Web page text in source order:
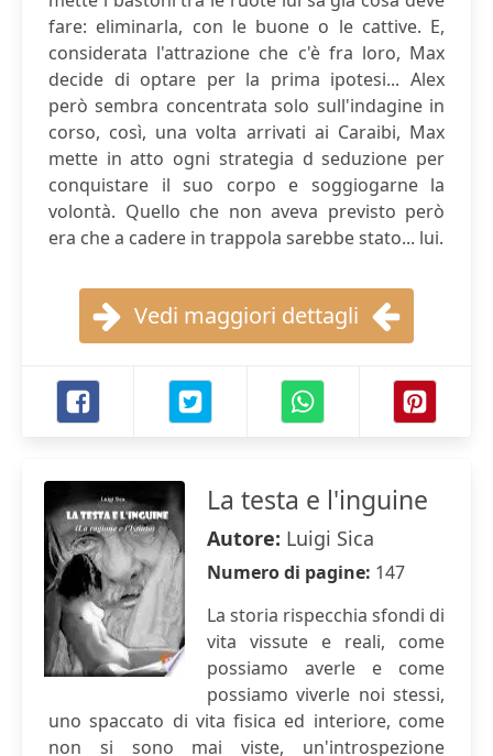
fare: eliminarla, con le buone o le cattive. E,
considerata l'attrazione che c'è fra loro, Max
decide di optare per la prima ipotesi... Alex
però sembra concentrata solo sull'indagine in
corso, così, una volta arrivati ai Caraibi, Max
mette in atto ogni strategia d seduzione per
conquistare il suo corpo e soggiogarne la
volontà. Quello che non aveva previsto però
era che a cadere in trappola sarebbe stato... lui.
Vedi maggiori dettagli
La testa e l'inguine
Autore: Luigi Sica
Numero di pagine: 147
La storia rispecchia sfondi di
vita vissute e reali, come
possiamo averle e come
possiamo viverle noi stessi,
uno spaccato di vita fisica ed interiore, come
non si sono mai viste, un'introspezione